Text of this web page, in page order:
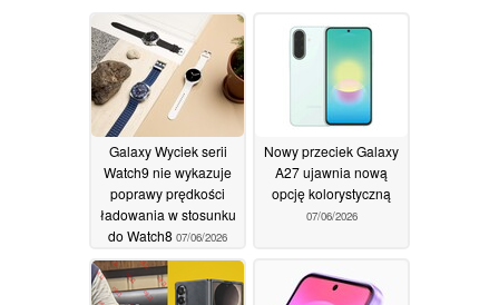
Galaxy Wyciek serii
Watch9 nie wykazuje
poprawy prędkości
ładowania w stosunku
do Watch8 07/06/2026
Nowy przeciek Galaxy
A27 ujawnia nową
opcję kolorystyczną
07/06/2026